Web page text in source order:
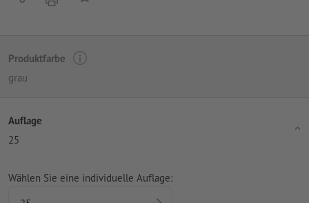
Produktfarbe
grau
Auflage
25
Wählen Sie eine individuelle Auflage: